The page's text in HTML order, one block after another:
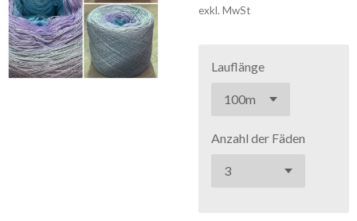
exkl. MwSt
Lauflänge
Anzahl der Fäden